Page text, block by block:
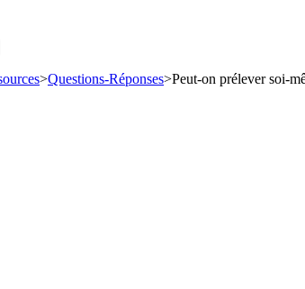
>Questions-Réponses>Peut-on prélever soi-